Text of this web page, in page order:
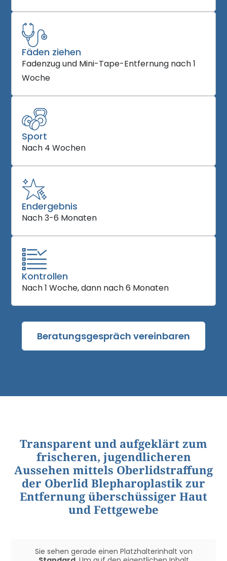
Fäden ziehen
Fadenzug und Mini-Tape-Entfernung nach 1
Woche
Sport
Nach 4 Wochen
Endergebnis
Nach 3-6 Monaten
Kontrollen
Nach 1 Woche, dann nach 6 Monaten
Beratungsgespräch vereinbaren
Transparent und aufgeklärt zum
frischeren, jugendlicheren
Aussehen mittels Oberlidstraffung
der Oberlid Blepharoplastik zur
Entfernung überschüssiger Haut
und Fettgewebe
Sie sehen gerade einen Platzhalterinhalt von